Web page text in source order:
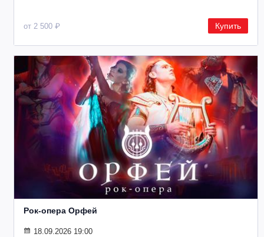
от 2 500 ₽ Купить
Рок-опера Орфей
18.09.2026 19:00